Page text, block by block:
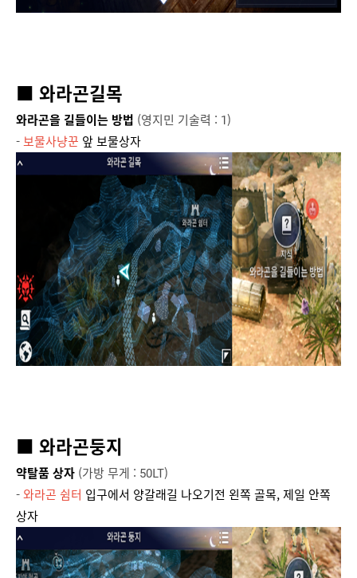
■ 와라곤길목
와라곤을 길들이는 방법 (영지민 기술력 : 1)
-보물사냥꾼 앞 보물상자
■ 와라곤둥지
약탈품 상자 (가방 무게 : 50LT)
-와라곤 쉼터 입구에서 양갈래길 나오기전 왼쪽 골목, 제일 안쪽
상자